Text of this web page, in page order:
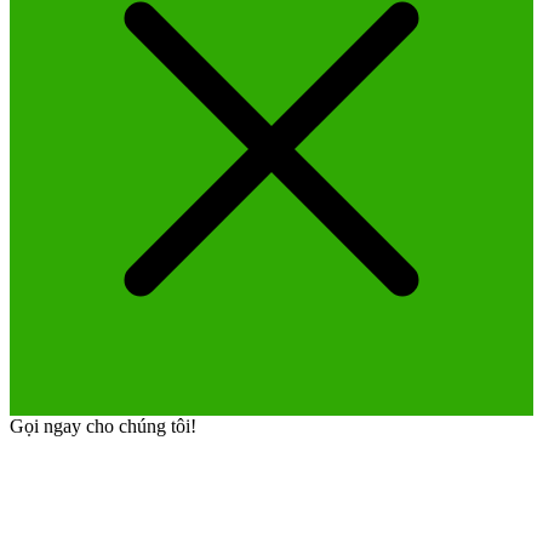
Gọi ngay cho chúng tôi!